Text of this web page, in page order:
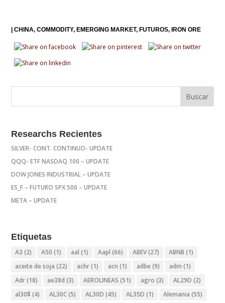
|CHINA COMMODITY EMERGING MARKET FUTUROS IRON ORE
Researchs Recientes
SILVER- CONT. CONTINUO- UPDATE
QQQ- ETF NASDAQ 100 – UPDATE
DOW JONES INDUSTRIAL – UPDATE
ES_F – FUTURO SPX 500 – UPDATE
META – UPDATE
Etiquetas
A3 (2) A50 (1) aal (1) Aapl (66) ABEV(27) ABNB (1)
aceite de soja (22) achr(1) acn (1) adbe (9) adm (1)
Adr(18) ae38d (3) AEROLINEAS (51) agro (3) AL29D (2)
al30$ (4) AL30C(5) AL30D (45) AL35D (1) Alemania (55)